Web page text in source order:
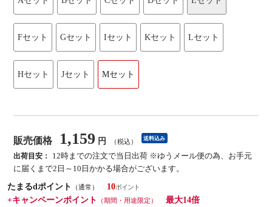
Fセット Gセット Iセット Kセット Lセット
Hセット Jセット Mセット
販売価格 1,159 円 （税込） 送料込み
出荷目安：
12時までの注文で当日出荷 ※ゆうメール便の為、お手元
に届くまで2日～10日かかる場合がございます。
たまるdポイント
（通常）
10
+キャンペーンポイント
（期間・用途限定）
最大14倍